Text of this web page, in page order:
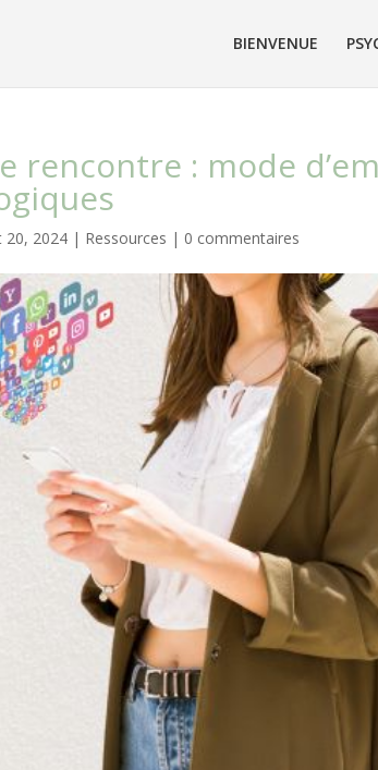
BIENVENUE
rencontre : mode
20, 2024 | Ressources | 0 commentaires